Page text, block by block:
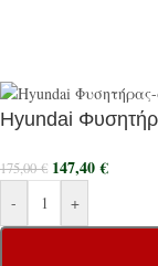
Hyundai
175,00€ 147,40€
- +